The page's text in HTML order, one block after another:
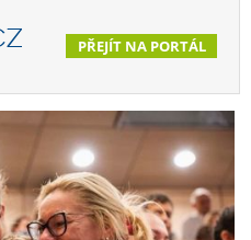
PŘEJÍT NA PORTÁL